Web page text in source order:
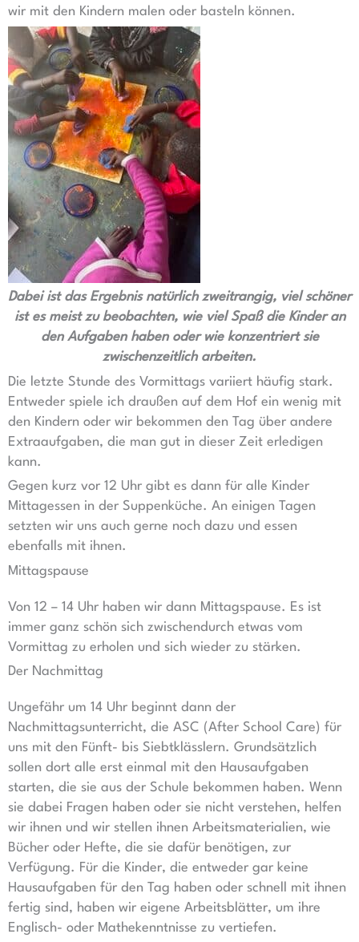
wir mit den Kindern malen oder basteln können.
Dabei ist das Ergebnis natürlich zweitrangig, viel schöner
ist es meist zu beobachten, wie viel Spaß die Kinder an
den Aufgaben haben oder wie konzentriert sie
zwischenzeitlich arbeiten.
Die letzte Stunde des Vormittags variiert häufig stark.
Entweder spiele ich draußen auf dem Hof ein wenig mit
den Kindern oder wir bekommen den Tag über andere
Extraaufgaben, die man gut in dieser Zeit erledigen
kann.
Gegen kurz vor 12 Uhr gibt es dann für alle Kinder
Mittagessen in der Suppenküche. An einigen Tagen
setzten wir uns auch gerne noch dazu und essen
ebenfalls mit ihnen.
Mittagspause
Von 12 – 14 Uhr haben wir dann Mittagspause. Es ist
immer ganz schön sich zwischendurch etwas vom
Vormittag zu erholen und sich wieder zu stärken.
Der Nachmittag
Ungefähr um 14 Uhr beginnt dann der
Nachmittagsunterricht, die ASC (After School Care) für
uns mit den Fünft- bis Siebtklässlern. Grundsätzlich
sollen dort alle erst einmal mit den Hausaufgaben
starten, die sie aus der Schule bekommen haben. Wenn
sie dabei Fragen haben oder sie nicht verstehen, helfen
wir ihnen und wir stellen ihnen Arbeitsmaterialien, wie
Bücher oder Hefte, die sie dafür benötigen, zur
Verfügung. Für die Kinder, die entweder gar keine
Hausaufgaben für den Tag haben oder schnell mit ihnen
fertig sind, haben wir eigene Arbeitsblätter, um ihre
Englisch- oder Mathekenntnisse zu vertiefen.